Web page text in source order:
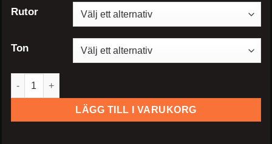
Rutor
Ton
Mercedes-Benz EQV mängd
LÄGG TILL I VARUKORG